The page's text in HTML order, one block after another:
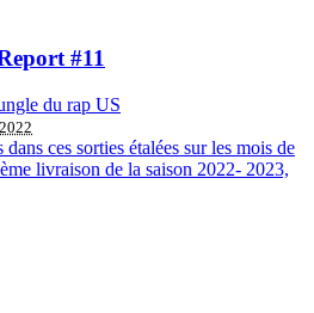
#11
du rap US
ces sorties étalées sur les mois de
livraison de la saison 2022- 2023,